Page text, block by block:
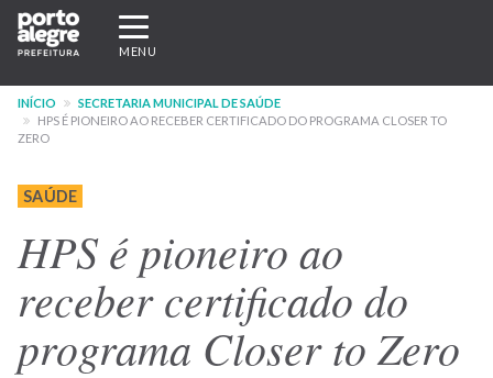
Pular
para
conteúdo
principal
Expandir/recolher
navegação
MENU
INÍCIO
SECRETARIA MUNICIPAL DE SAÚDE
HPS É PIONEIRO AO RECEBER CERTIFICADO DO PROGRAMA CLOSER TO
ZERO
SAÚDE
HPS é pioneiro ao
receber certificado do
programa Closer to Zero